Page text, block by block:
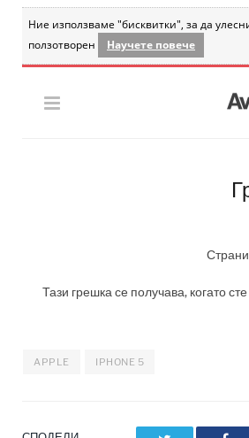
APPLE IPHONE 5